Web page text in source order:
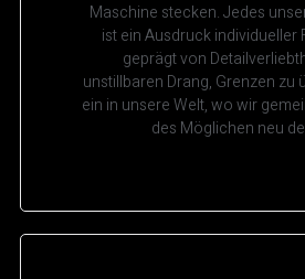
Maschine stecken. Jedes
ist ein Ausdruck individueller
geprägt von
unstillbaren Drang, Grenzen zu
ein in unsere Welt, wo wir
des Möglichen neu